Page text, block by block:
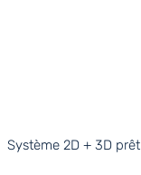
Système 2D + 3D prêt